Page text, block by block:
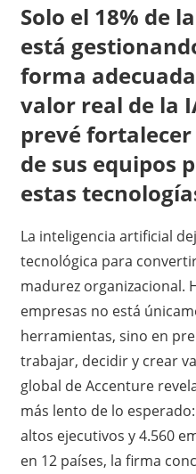
Solo el 18% de
está
forma
valor real de la
prevé
de sus equipos
estas
La inteligencia artificial
tecnológica para
madurez organizacional.
empresas no está
herramientas, sino en
trabajar, decidir y crear
global de Accenture
más lento de lo
altos ejecutivos y 4.560
en 12 países, la firma